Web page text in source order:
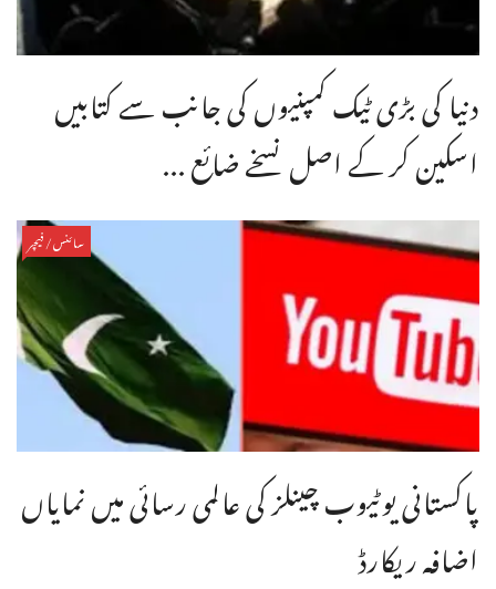
دنیا کی بڑی ٹیک کمپنیوں کی جانب سے کتابیں
اسکین کر کے اصل نسخے ضائع ...
سائنس/فیچر
پاکستانی یوٹیوب چینلز کی عالمی رسائی میں نمایاں
اضافہ ریکارڈ